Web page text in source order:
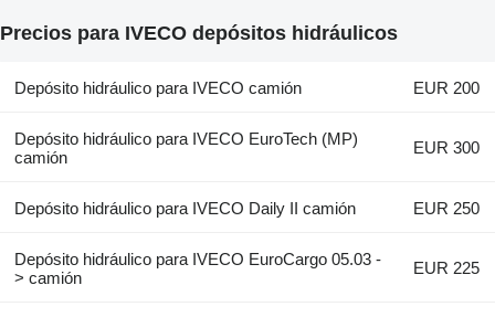
Precios para IVECO depósitos hidráulicos
Depósito hidráulico para IVECO camión EUR 200
Depósito hidráulico para IVECO EuroTech (MP)
camión
EUR 300
Depósito hidráulico para IVECO Daily II camión EUR 250
Depósito hidráulico para IVECO EuroCargo 05.03 -
> camión
EUR 225